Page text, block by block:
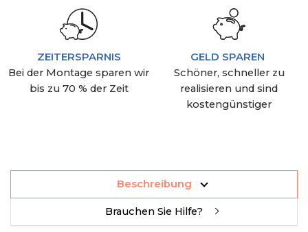
ZEITERSPARNIS
Bei der Montage sparen wir
bis zu 70 % der Zeit
GELD SPAREN
Schöner, schneller zu
realisieren und sind
kostengünstiger
Beschreibung
Brauchen Sie Hilfe?